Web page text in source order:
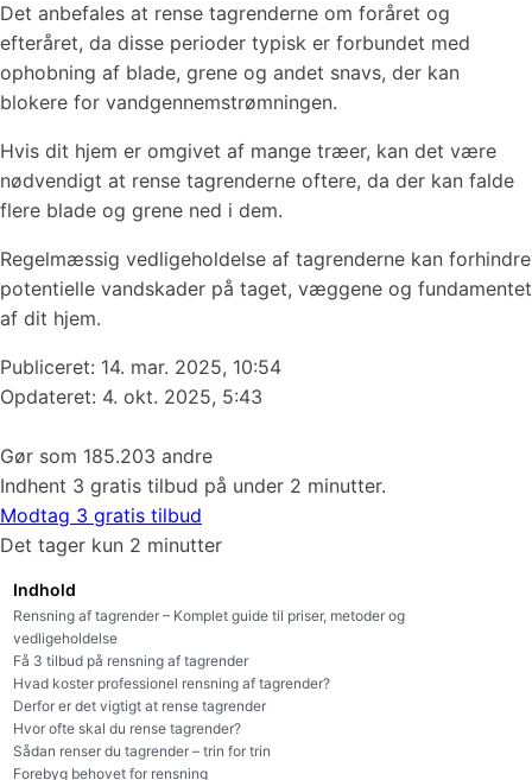
Det anbefales at rense tagrenderne om foråret og
efteråret, da disse perioder typisk er forbundet med
ophobning af blade, grene og andet snavs, der kan
blokere for vandgennemstrømningen.
Hvis dit hjem er omgivet af mange træer, kan det være
nødvendigt at rense tagrenderne oftere, da der kan falde
flere blade og grene ned i dem.
Regelmæssig vedligeholdelse af tagrenderne kan forhindre
potentielle vandskader på taget, væggene og fundamentet
af dit hjem.
Publiceret: 14. mar. 2025, 10:54
Opdateret: 4. okt. 2025, 5:43
Gør som 185.203 andre
Indhent 3 gratis tilbud på under 2 minutter.
Modtag 3 gratis tilbud
Det tager kun 2 minutter
Indhold
Rensning af tagrender – Komplet guide til priser, metoder og
vedligeholdelse
Få 3 tilbud på rensning af tagrender
Hvad koster professionel rensning af tagrender?
Derfor er det vigtigt at rense tagrender
Hvor ofte skal du rense tagrender?
Sådan renser du tagrender – trin for trin
Forebyg behovet for rensning